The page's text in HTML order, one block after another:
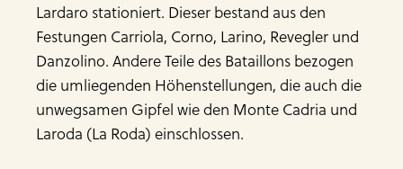
Lardaro stationiert. Dieser bestand aus den
Festungen Carriola, Corno, Larino, Revegler und
Danzolino. Andere Teile des Bataillons bezogen
die umliegenden Höhenstellungen, die auch die
unwegsamen Gipfel wie den Monte Cadria und
Laroda (La Roda) einschlossen.